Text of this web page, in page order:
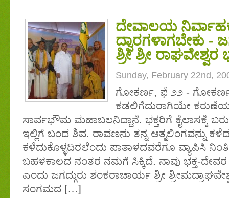
ದೇವಾಲಯ
ದ್ವಾರಗಳಾಗಬೇಕು -
ಶ್ರೀ ಶ್ರೀ ರಾಘವೇಶ್ವರ
Sunday, February 22nd,
ಗೋಕರ್ಣ, ಫೆ ೨೨ -
ಕಡಲಿಗೆದುರಾಗಿಯೇ
ಸಾರ್ವಭೌಮ ಮಹಾಬಲನಿದ್ದಾನೆ. ಭಕ್ತರಿಗೆ ಕೈಲಾಸಕ್ಕೆ
ಇಲ್ಲಿಗೆ ಬಂದ ಶಿವ. ರಾವಣನು ತನ್ನ ಆತ್ಮಲಿಂಗವನ್ನು
ಕಳೆದುಕೊಳ್ಳದಿರಲೆಂದು ಪಾತಾಳದವರೆಗೂ ವ್ಯಾಪಿಸಿ
ಬಹಳಕಾಲದ ನಂತರ ನಮಗೆ ಸಿಕ್ಕಿದೆ. ನಾವು ಭಕ್ತ-
ಎಂದು ಜಗದ್ಗುರು ಶಂಕರಾಚಾರ್ಯ ಶ್ರೀ
ಸಂಗಮದ […]